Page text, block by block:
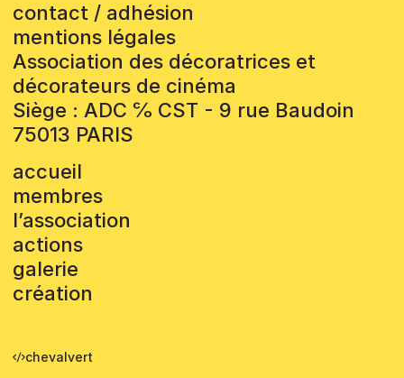
contact / adhésion
mentions légales
Association des décoratrices et
décorateurs de cinéma
Siège : ADC ℅ CST - 9 rue Baudoin
75013 PARIS
accueil
membres
l’association
actions
galerie
création
chevalvert